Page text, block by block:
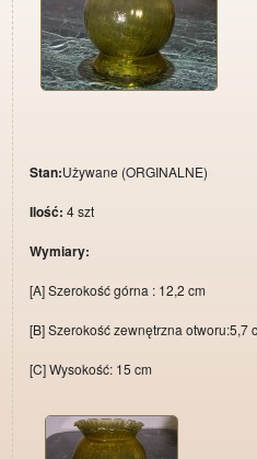
Stan:Używane (ORGINALNE)
Ilość: 4 szt
Wymiary:
[A] Szerokość górna : 12,2 cm
[B] Szerokość zewnętrzna otworu:5,7
[C] Wysokość: 15 cm